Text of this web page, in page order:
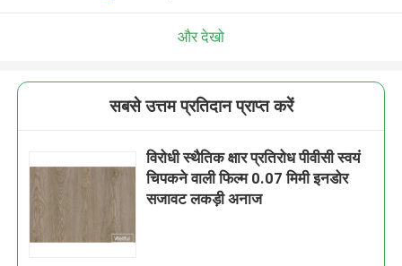
और देखो
सबसे उत्तम प्रतिदान प्राप्त करें
विरोधी स्थैतिक क्षार प्रतिरोध पीवीसी स्वयं
चिपकने वाली फिल्म 0.07 मिमी इनडोर
सजावट लकड़ी अनाज